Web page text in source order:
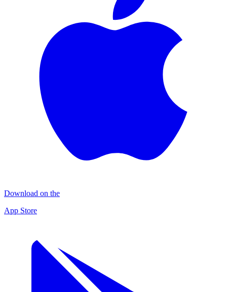
Download on the
App Store